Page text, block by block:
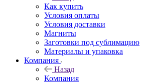
Как купить
Условия оплаты
Условия доставки
Магниты
Заготовки под сублимацию
Материалы и упаковка
Компания
Назад
Компания